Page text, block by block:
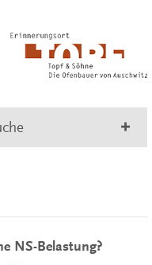
NS-Belastung?